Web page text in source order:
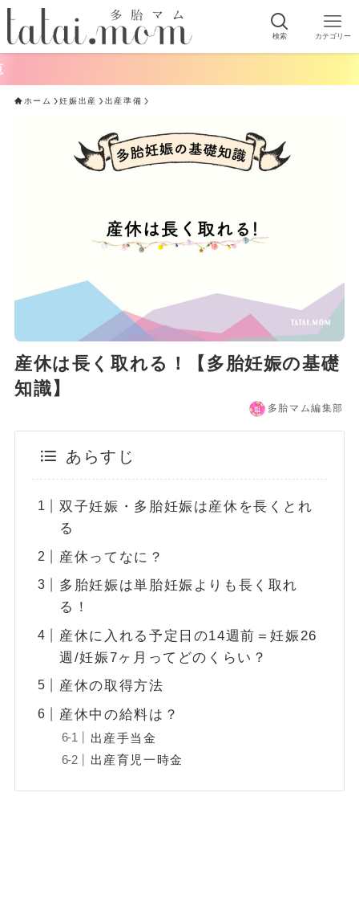
検索 カテゴリー
ホーム 妊娠出産 出産準備
産休は長く取れる！【多胎妊娠の基礎
知識】
多胎マム編集部
あらすじ
双子妊娠・多胎妊娠は産休を長くとれ
る
産休ってなに？
多胎妊娠は単胎妊娠よりも長く取れ
る！
産休に入れる予定日の14週前＝妊娠26
週/妊娠7ヶ月ってどのくらい？
産休の取得方法
産休中の給料は？
出産手当金
出産育児一時金